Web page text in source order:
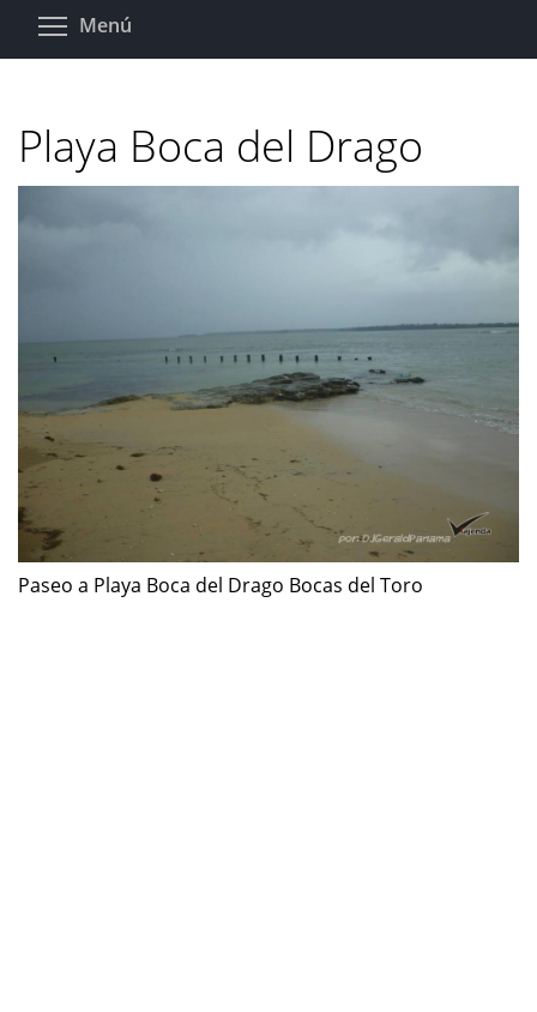
Pasar
Menú
Playa Boca del Drago
Paseo a Playa Boca del Drago Bocas del Toro